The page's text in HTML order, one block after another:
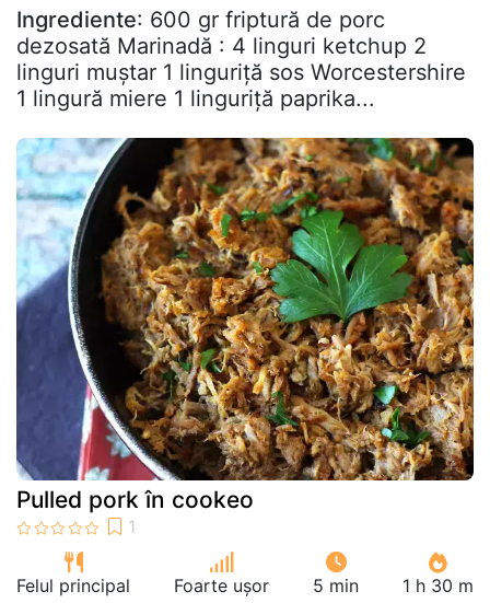
Ingrediente: 600 gr friptură de porc
dezosată Marinadă : 4 linguri ketchup 2
linguri muștar 1 linguriță sos Worcestershire
1 lingură miere 1 linguriță paprika...
Pulled pork în cookeo
Felul principal Foarte ușor 5 min 1 h 30 m